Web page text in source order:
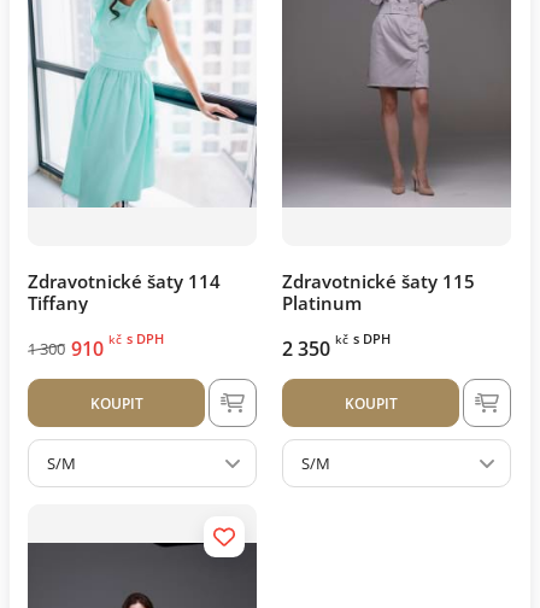
Zdravotnické šaty 114
Tiffany
1 300 910 kč s DPH
KOUPIT
S/M
Zdravotnické šaty 115
Platinum
2 350 kč s DPH
KOUPIT
S/M